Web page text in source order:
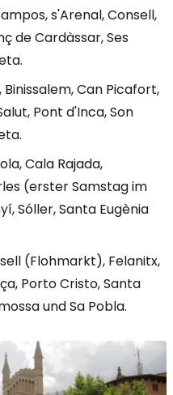
s'Arenal, Consell,
de Cardàssar, Ses
Binissalem, Can Picafort,
Pont d'Inca, Son
Cala Rajada,
(erster Samstag im
Sóller, Santa Eugènia
(Flohmarkt), Felanitx,
Porto Cristo, Santa
und Sa Pobla.